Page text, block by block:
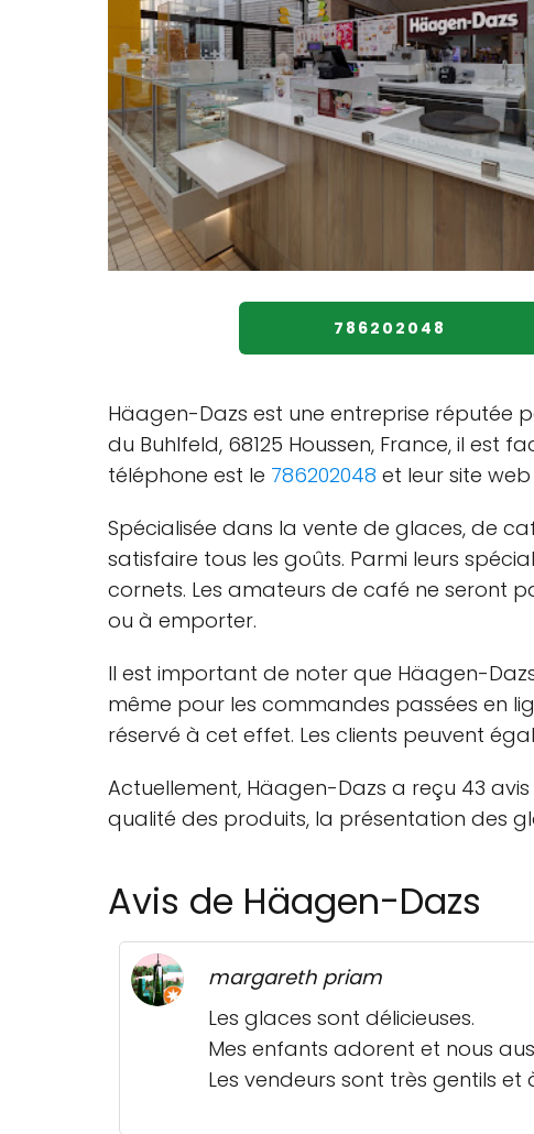
786202048
Häagen-Dazs est une entreprise réputée
du Buhlfeld, 68125 Houssen, France, il est
téléphone est le 786202048 et leur site
Spécialisée dans la vente de glaces, de
satisfaire tous les goûts. Parmi leurs
cornets. Les amateurs de café ne seront
ou à emporter.
Il est important de noter que Häagen-
même pour les commandes passées en
réservé à cet effet. Les clients peuvent
Actuellement, Häagen-Dazs a reçu 43
qualité des produits, la présentation des
Avis de Häagen-Dazs
margareth priam
Les glaces sont délicieuses.
Mes enfants adorent et nous
Les vendeurs sont très gentils et